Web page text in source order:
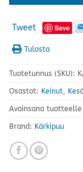
Tweet Save
Tulosta
Tuotetunnus (SKU):
Osastot: Keinut
Avainsana tuotteelle
Brand: Kärkipuu